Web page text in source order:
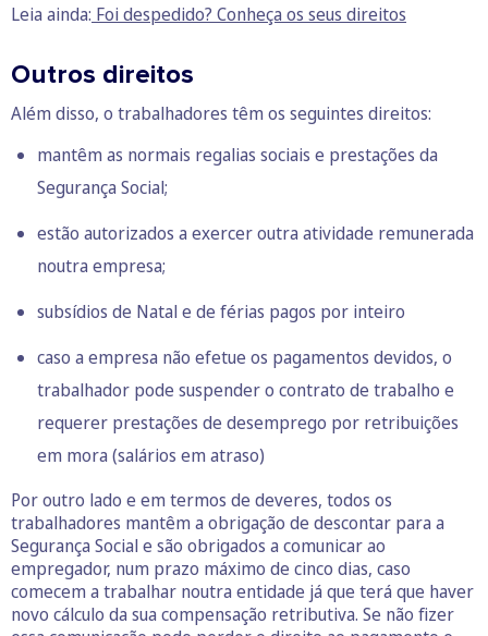
Leia ainda: Foi despedido? Conheça os seus direitos
Outros direitos
Além disso, o trabalhadores têm os seguintes direitos:
mantêm as normais regalias sociais e prestações da
Segurança Social;
estão autorizados a exercer outra atividade remunerada
noutra empresa;
subsídios de Natal e de férias pagos por inteiro
caso a empresa não efetue os pagamentos devidos, o
trabalhador pode suspender o contrato de trabalho e
requerer prestações de desemprego por retribuições
em mora (salários em atraso)
Por outro lado e em termos de deveres, todos os
trabalhadores mantêm a obrigação de descontar para a
Segurança Social e são obrigados a comunicar ao
empregador, num prazo máximo de cinco dias, caso
comecem a trabalhar noutra entidade já que terá que haver
novo cálculo da sua compensação retributiva. Se não fizer